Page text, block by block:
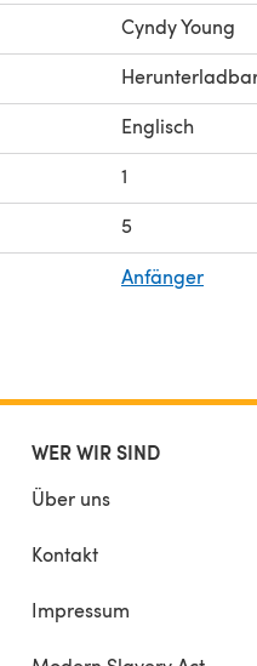
Cyndy Young
Englisch
1
5
Anfänger
WER WIR SIND
Über uns
Kontakt
Impressum